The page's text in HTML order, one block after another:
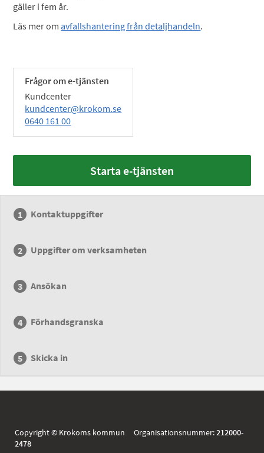
gäller i fem år.
Läs mer om avfallshantering från detaljhandeln.
Frågor om e-tjänsten
Kundcenter
kundcenter@krokom.se
0640 161 00
Starta e-tjänsten
Kontaktuppgifter
Uppgifter om verksamheten
Ansökan
Förhandsgranska
Skicka in
Copyright © Krokoms kommun Organisationsnummer:212000-
2478